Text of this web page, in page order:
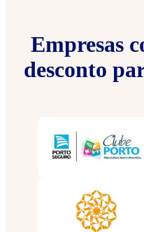
Empresas
desconto